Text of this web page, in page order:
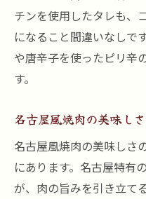
チンを使用したタレも、
になること間違いなしで
や唐辛子を使ったピリ辛
す。
名古屋風焼肉の美味し
名古屋風焼肉の美味しさ
にあります。名古屋特有
が、肉の旨みを引き立て